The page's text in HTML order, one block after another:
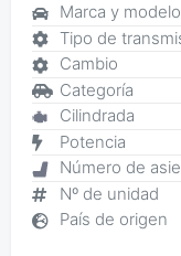
Marca y modelo
Tipo de
Cambio
Categoría
Cilindrada
Potencia
Número de
Nº de unidad
País de origen